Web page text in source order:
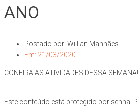
ANO
Postado por: Willian Manhães
Em: 21/03/2020
CONFIRA AS ATIVIDADES DESSA SEMANA!
Este conteúdo está protegido por senha.